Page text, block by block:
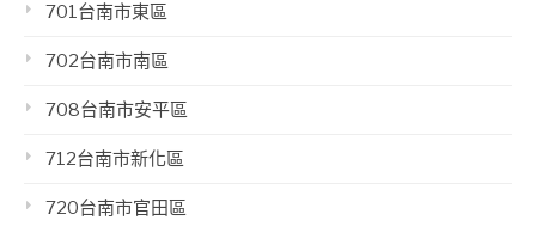
701台南市東區
702台南市南區
708台南市安平區
712台南市新化區
720台南市官田區